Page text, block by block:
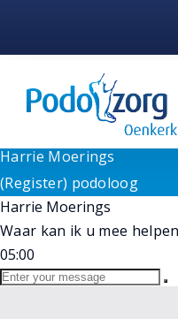
Goedenavond!
Wij staan voor u klaar
onze medewerker.
(Register) podoloog
Harrie Moerings
(Register) podoloog
Harrie Moerings
Waar kan ik u mee
05:00
Podologie
Behandelingen
Over ons
Contact